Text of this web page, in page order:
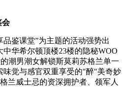
会
鉴课堂”为主题的活动强势出
华希尔顿顶楼23楼的隐秘WOO
潮男潮女解锁斯莫莉苏格兰单一
味觉与感官双重享受的"醉"美奇妙
兰威士忌的资深拥护者、领军人